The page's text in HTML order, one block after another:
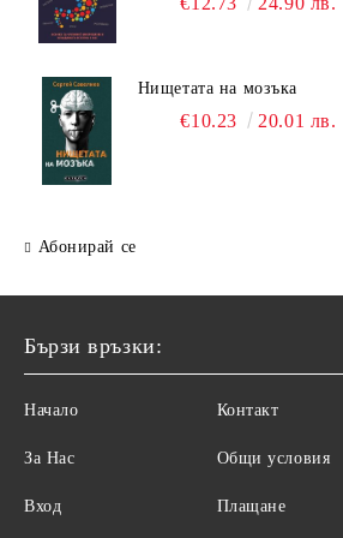
Нищетата на мозъка
€10.23 20.01 лв.
Абонирай се
Бързи връзки:
Начало
За Нас
Вход
Контакт
Общи условия
Плащане